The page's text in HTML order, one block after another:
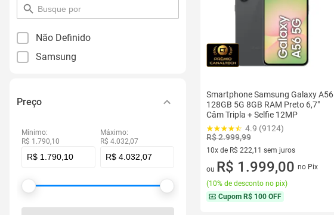
pesquisar
por
Não Definido
Samsung
Preço
Mínimo:
R$ 1.790,10
Máximo:
R$ 4.032,07
Smartphone Samsung Galaxy A56
128GB 5G 8GB RAM Preto 6,7"
Câm Tripla + Selfie 12MP
4.9 (9124)
R$ 2.999,99
10x de R$ 222,11 sem juros
10 vez de R$ 222,11 sem juros
ou R$ 1.999,00 no Pix
(10% de desconto no pix)
Cupom R$ 100 OFF